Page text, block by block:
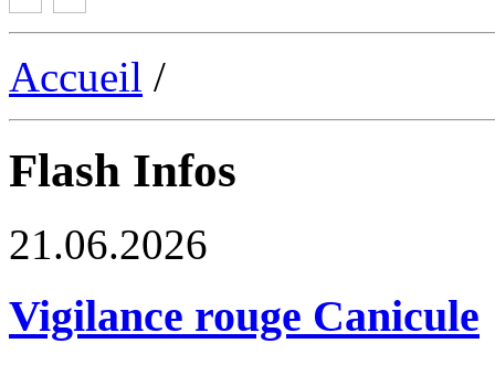
Accueil /
Flash Infos
21.06.2026
Vigilance rouge Canicule